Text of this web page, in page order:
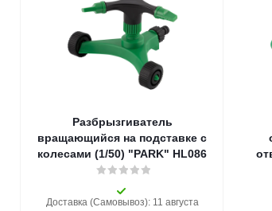
Разбрызгиватель
вращающийся на подставке с
колесами (1/50) "PARK" HL086
Доставка (Самовывоз): 11 августа